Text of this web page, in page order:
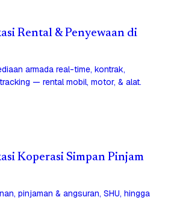
Rental & Penyewaan di
armada real-time, kontrak,
— rental mobil, motor, & alat.
Koperasi Simpan Pinjam
pinjaman & angsuran, SHU, hingga